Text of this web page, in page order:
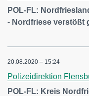
POL-FL:
- Nordfriese verstößt
20.08.2020 – 15:24
Polizeidirektion
POL-FL: Kreis